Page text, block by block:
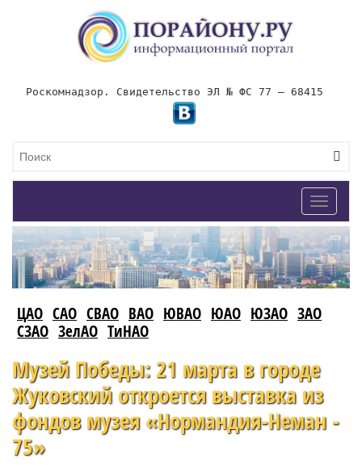
Роскомнадзор. Свидетельство ЭЛ № ФС 77 – 68415
Toggle
ЦАО САО СВАО ВАО ЮВАО ЮАО ЮЗАО ЗАО
СЗАО ЗелАО ТиНАО
Музей Победы: 21 марта в городе
Жуковский откроется выставка из
фондов музея «Нормандия-Неман -
75»